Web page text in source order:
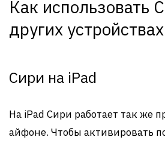
Как использовать
других
Сири на iPad
На iPad Сири работает так же
айфоне. Чтобы активировать